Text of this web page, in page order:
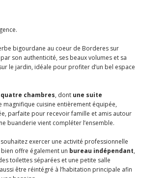
bigourdane au coeur de Borderes sur
son authenticité, ses beaux volumes et sa
le jardin, idéale pour profiter d’un bel espace
quatre chambres, dont une suite
magnifique cuisine entièrement équipée,
parfaite pour recevoir famille et amis autour
buanderie vient compléter l’ensemble.
exercer une activité professionnelle
offre également un bureau indépendant,
toilettes séparées et une petite salle
être réintégré à l’habitation principale afin